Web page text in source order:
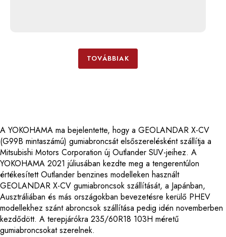
TOVÁBBIAK
A YOKOHAMA ma bejelentette, hogy a GEOLANDAR X-CV
(G99B mintaszámú) gumiabroncsát elsőszerelésként szállítja a
Mitsubishi Motors Corporation új Outlander SUV-jeihez. A
YOKOHAMA 2021 júliusában kezdte meg a tengerentúlon
értékesített Outlander benzines modelleken használt
GEOLANDAR X-CV gumiabroncsok szállítását, a Japánban,
Ausztráliában és más országokban bevezetésre kerülő PHEV
modellekhez szánt abroncsok szállítása pedig idén novemberben
kezdődött. A terepjárókra 235/60R18 103H méretű
gumiabroncsokat szerelnek.